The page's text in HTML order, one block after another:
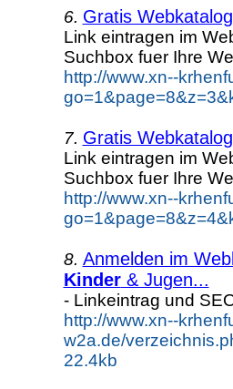
6. Gratis
Link eintragen im
Suchbox fuer Ihre
http://www.xn--
7. Gratis
Link eintragen im
Suchbox fuer Ihre
http://www.xn--
8. Anmelden im
Kinder& Jugen...
- Linkeintrag und
http://www.xn--
w2a.de/
22.4kb